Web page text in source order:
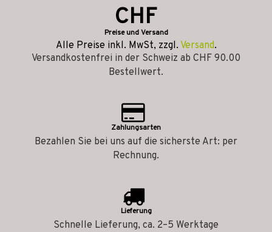
CHF
Preise und Versand
Alle Preise inkl. MwSt, zzgl. Versand.
Versandkostenfrei in der Schweiz ab CHF 90.00
Bestellwert.
Zahlungsarten
Bezahlen Sie bei uns auf die sicherste Art: per
Rechnung.
Lieferung
Schnelle Lieferung, ca. 2–5 Werktage